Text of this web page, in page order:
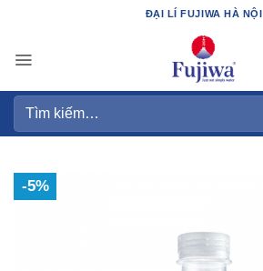
dung
ĐẠI LÍ FUJIWA HÀ NỘI
Tìm
-5%